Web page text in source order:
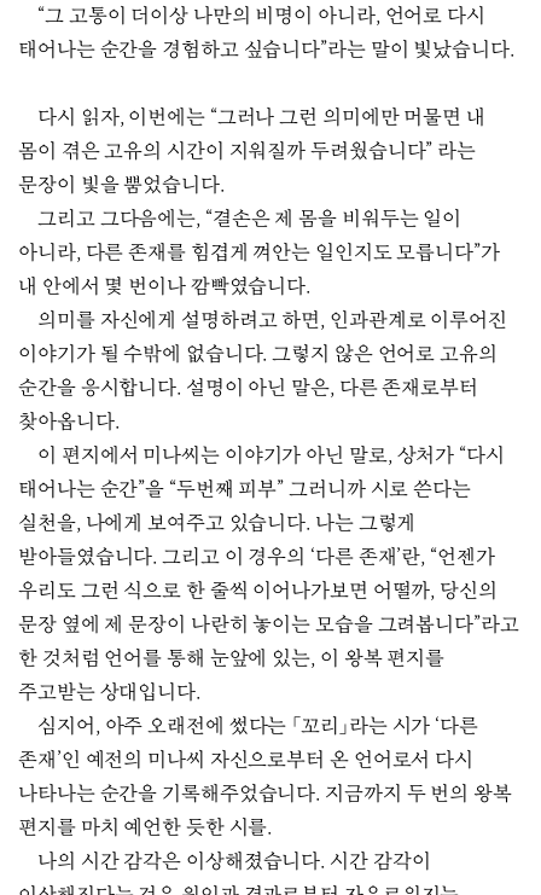
“그 고통이 더이상 나만의 비명이 아니라, 언어로 다시
태어나는 순간을 경험하고 싶습니다”라는 말이 빛났습니다.
다시 읽자, 이번에는 “그러나 그런 의미에만 머물면 내
몸이 겪은 고유의 시간이 지워질까 두려웠습니다” 라는
문장이 빛을 뿜었습니다.
그리고 그다음에는, “결손은 제 몸을 비워두는 일이
아니라, 다른 존재를 힘겹게 껴안는 일인지도 모릅니다”가
내 안에서 몇 번이나 깜빡였습니다.
의미를 자신에게 설명하려고 하면, 인과관계로 이루어진
이야기가 될 수밖에 없습니다. 그렇지 않은 언어로 고유의
순간을 응시합니다. 설명이 아닌 말은, 다른 존재로부터
찾아옵니다.
이 편지에서 미나씨는 이야기가 아닌 말로, 상처가 “다시
태어나는 순간”을 “두번째 피부” 그러니까 시로 쓴다는
실천을, 나에게 보여주고 있습니다. 나는 그렇게
받아들였습니다. 그리고 이 경우의 ‘다른 존재’란, “언젠가
우리도 그런 식으로 한 줄씩 이어나가보면 어떨까, 당신의
문장 옆에 제 문장이 나란히 놓이는 모습을 그려봅니다”라고
한 것처럼 언어를 통해 눈앞에 있는, 이 왕복 편지를
주고받는 상대입니다.
심지어, 아주 오래전에 썼다는 「꼬리」라는 시가 ‘다른
존재’인 예전의 미나씨 자신으로부터 온 언어로서 다시
나타나는 순간을 기록해주었습니다. 지금까지 두 번의 왕복
편지를 마치 예언한 듯한 시를.
나의 시간 감각은 이상해졌습니다. 시간 감각이